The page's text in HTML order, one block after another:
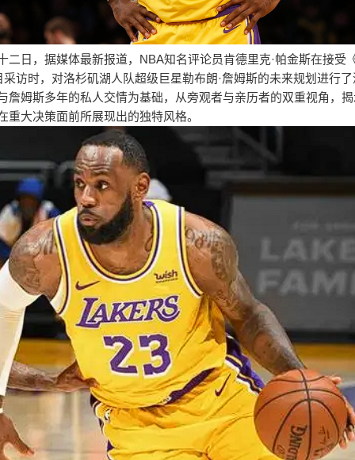
二日，据媒体最新报道，NBA知名评论员肯德里克·帕金斯在接受
采访时，对洛杉矶湖人队超级巨星勒布朗·詹姆斯的未来规划进行
詹姆斯多年的私人交情为基础，从旁观者与亲历者的双重视角，
重大决策面前所展现出的独特风格。